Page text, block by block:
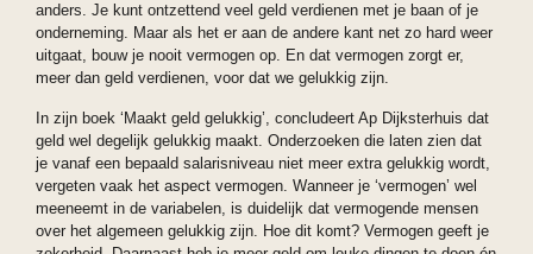
anders. Je kunt ontzettend veel geld verdienen met je baan of je
onderneming. Maar als het er aan de andere kant net zo hard weer
uitgaat, bouw je nooit vermogen op. En dat vermogen zorgt er,
meer dan geld verdienen, voor dat we gelukkig zijn.
In zijn boek ‘Maakt geld gelukkig’, concludeert Ap Dijksterhuis dat
geld wel degelijk gelukkig maakt. Onderzoeken die laten zien dat
je vanaf een bepaald salarisniveau niet meer extra gelukkig wordt,
vergeten vaak het aspect vermogen. Wanneer je ‘vermogen’ wel
meeneemt in de variabelen, is duidelijk dat vermogende mensen
over het algemeen gelukkig zijn. Hoe dit komt? Vermogen geeft je